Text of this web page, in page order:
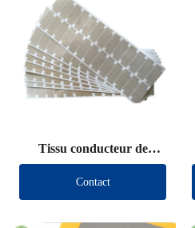
Tissu conducteur de
blindage découpé
Contact